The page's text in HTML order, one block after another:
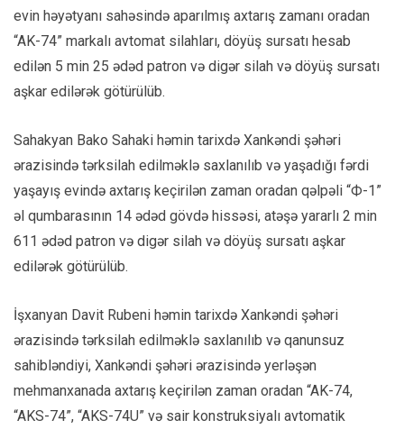
evin həyətyanı sahəsində aparılmış axtarış zamanı oradan
“AK-74” markalı avtomat silahları, döyüş sursatı hesab
edilən 5 min 25 ədəd patron və digər silah və döyüş sursatı
aşkar edilərək götürülüb.
Sahakyan Bako Sahaki həmin tarixdə Xankəndi şəhəri
ərazisində tərksilah edilməklə saxlanılıb və yaşadığı fərdi
yaşayış evində axtarış keçirilən zaman oradan qəlpəli “Ф-1”
əl qumbarasının 14 ədəd gövdə hissəsi, atəşə yararlı 2 min
611 ədəd patron və digər silah və döyüş sursatı aşkar
edilərək götürülüb.
İşxanyan Davit Rubeni həmin tarixdə Xankəndi şəhəri
ərazisində tərksilah edilməklə saxlanılıb və qanunsuz
sahibləndiyi, Xankəndi şəhəri ərazisində yerləşən
mehmanxanada axtarış keçirilən zaman oradan “AK-74,
“AKS-74”, “AKS-74U” və sair konstruksiyalı avtomatik